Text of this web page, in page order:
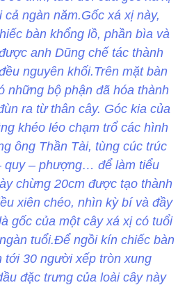
cả ngàn năm.Gốc xá xị này,
bàn khổng lồ, phần bìa và
anh Dũng chế tác thành
nguyên khối.Trên mặt bàn
những bộ phận đã hóa thành
ra từ thân cây. Góc kia của
khéo léo chạm trổ các hình
ông Thần Tài, tùng cúc trúc
quy – phượng… để làm tiểu
chừng 20cm được tạo thành
xiên chéo, nhìn kỳ bí và đầy
gốc của một cây xá xị có tuổi
tuổi.Để ngồi kín chiếc bàn
tới 30 người xếp tròn xung
đặc trưng của loài cây này